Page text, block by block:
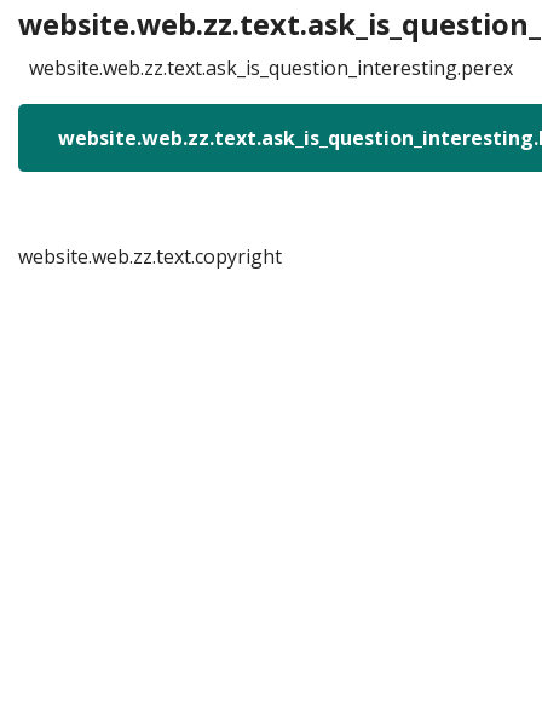
website.web.zz.text.ask_is_question_interesting.perex
website.web.zz.text.copyright